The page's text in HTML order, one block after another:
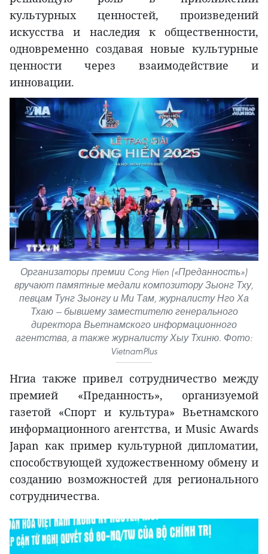
культурных ценностей, произведений
искусства и наследия к общественности,
одновременно создавая новые культурные
ценности через взаимодействие и
инновации.
Организаторы премии Cong Hien («Преданность»)
вручают памятные медали композитору Зыонг Тху,
певцам Тунг Зыонгу и Ми Там, журналисту Нго Ха
Тхаю — бывшему заместителю генерального
директора Вьетнамского информационного
агентства, а также журналисту Хыу Тхиню. Фото:
VietnamPlus
Нгиа также привел сотрудничество между
премией «Преданность», организуемой
газетой «Спорт и культура» Вьетнамского
информационного агентства, и Music Awards
Japan как пример культурной дипломатии,
способствующей художественному обмену и
созданию возможностей для регионального
сотрудничества.